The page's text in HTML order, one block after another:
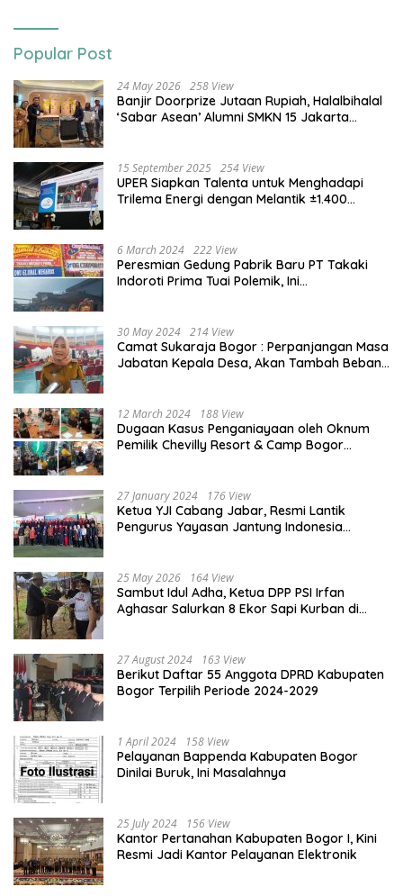
Popular Post
24 May 2026 258 View
Banjir Doorprize Jutaan Rupiah, Halalbihalal
‘Sabar Asean’ Alumni SMKN 15 Jakarta
15 September 2025 254 View
UPER Siapkan Talenta untuk Menghadapi
Trilema Energi dengan Melantik ±1.400
6 March 2024 222 View
Peresmian Gedung Pabrik Baru PT Takaki
Indoroti Prima Tuai Polemik, Ini
30 May 2024 214 View
Camat Sukaraja Bogor : Perpanjangan Masa
Jabatan Kepala Desa, Akan Tambah Beban
12 March 2024 188 View
Dugaan Kasus Penganiayaan oleh Oknum
Pemilik Chevilly Resort & Camp Bogor
27 January 2024 176 View
Ketua YJI Cabang Jabar, Resmi Lantik
Pengurus Yayasan Jantung Indonesia
25 May 2026 164 View
Sambut Idul Adha, Ketua DPP PSI Irfan
Aghasar Salurkan 8 Ekor Sapi Kurban di
27 August 2024 163 View
Berikut Daftar 55 Anggota DPRD Kabupaten
Bogor Terpilih Periode 2024-2029
1 April 2024 158 View
Pelayanan Bappenda Kabupaten Bogor
Dinilai Buruk, Ini Masalahnya
25 July 2024 156 View
Kantor Pertanahan Kabupaten Bogor I, Kini
Resmi Jadi Kantor Pelayanan Elektronik